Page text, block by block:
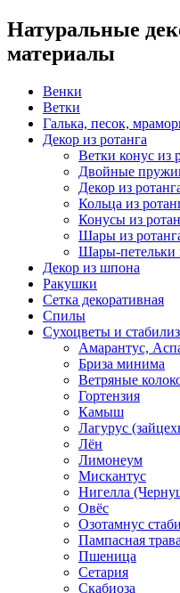
Натуральные
материалы
Венки
Ветки
Галька, песок,
Декор из ротанга
Ветки конус из
Двойные
Декор из
Кольца из
Конусы из
Шары из
Шары-петельки
Декор из шпона
Ракушки
Сетка декоративная
Спилы
Сухоцветы и
Амарантус,
Бриза минима
Ветряные
Гортензия
Камыш
Лагурус
Лён
Лимонеум
Мискантус
Нигелла
Овёс
Озотамнус
Пампасная
Пшеница
Сетария
Скабиоза